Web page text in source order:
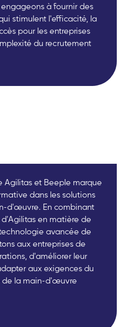
engageons à fournir des
stimulent l'efficacité, la
pour les entreprises
du recrutement
Agilitas et Beeple marque
dans les solutions
d'œuvre. En combinant
en matière de
avancée de
aux entreprises de
d'améliorer leur
aux exigences du
de la main-d'œuvre